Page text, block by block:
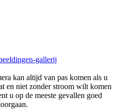
gallerij
kan altijd van pas komen als u
en niet zonder stroom wilt komen
u op de meeste gevallen goed